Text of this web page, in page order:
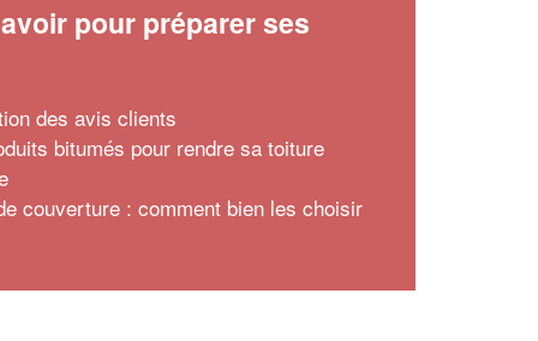
pour préparer ses
des avis clients
bitumés pour rendre sa toiture
couverture : comment bien les choisir